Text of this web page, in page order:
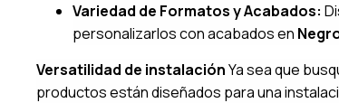
Variedad de Formatos y Acabados:
personalizarlos con acabados en
Versatilidad de instalaciónYa sea que
productos están diseñados para una